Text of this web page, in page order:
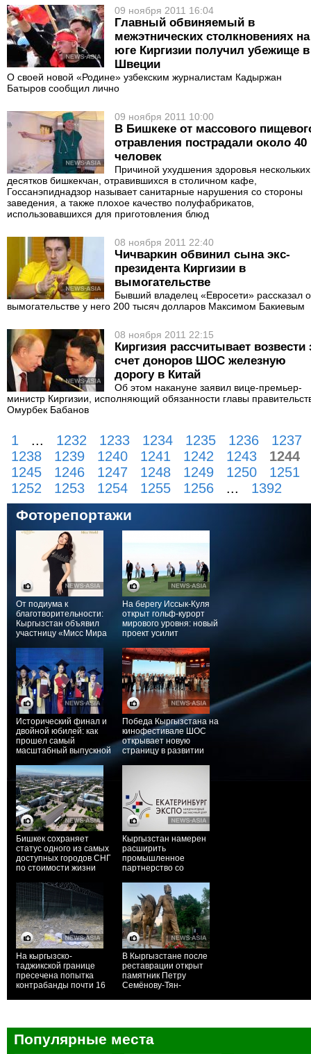
09 ноября 2011 16:04
Главный обвиняемый в
межэтнических столкновениях на
юге Киргизии получил убежище в
Швеции
О своей новой «Родине» узбекским журналистам Кадыржан
Батыров сообщил лично
09 ноября 2011 10:00
В Бишкеке от массового
отравления пострадали около 40
человек
Причиной ухудшения здоровья нескольких
десятков бишкекчан, отравившихся в столичном кафе,
Госсанэпиднадзор называет санитарные нарушения со стороны
заведения, а также плохое качество полуфабрикатов,
использовавшихся для приготовления блюд
08 ноября 2011 22:40
Чичваркин обвинил сына экс-
президента Киргизии в
вымогательстве
Бывший владелец «Евросети» рассказал о
вымогательстве у него 200 тысяч долларов Максимом Бакиевым
08 ноября 2011 22:15
Киргизия рассчитывает возвести
счет доноров ШОС железную
дорогу в Китай
Об этом накануне заявил вице-премьер-
министр Киргизии, исполняющий обязанности главы
Омурбек Бабанов
1 ... 1232 1233 1234 1235 1236
1237
1238
1239 1240 1241 1242 1243
1244
1245
1246 1247 1248 1249 1250
1251
1252
1253 1254 1255 1256 ... 1392
Фоторепортажи
От подиума к
благотворительности:
Кыргызстан объявил
участницу «Мисс Мира
На берегу Иссык-Куля
открыт гольф-курорт
мирового уровня: новый
проект усилит
потенциал Кыргызстана
Исторический финал и
двойной юбилей: как
прошел самый
масштабный выпускной
в истории КРСУ
Победа Кыргызстана на
кинофестивале ШОС
открывает новую
страницу в развитии
Бишкек сохраняет
статус одного из самых
доступных городов СНГ
по стоимости жизни
Кыргызстан намерен
расширить
промышленное
партнерство со
На кыргызско-
таджикской границе
пресечена попытка
контрабанды почти 16
В Кыргызстане после
реставрации открыт
памятник Петру
Семёнову-Тян-
Популярные места